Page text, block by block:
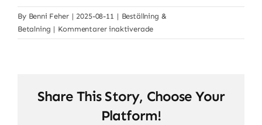
By Benni Feher | 2025-08-11 | Beställning &
Betalning | Kommentarer inaktiveradeför
Kan
provexemplar?
Share This Story, Choose Your
Platform!